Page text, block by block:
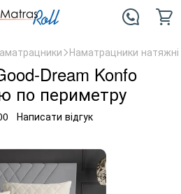
Наматрацники натяжні
Dream Konfo
по периметру
Написати відгук